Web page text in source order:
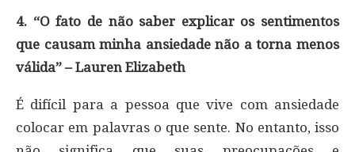
4. “O fato de não saber explicar os sentimentos
que causam minha ansiedade não a torna menos
válida” – Lauren Elizabeth
É difícil para a pessoa que vive com ansiedade
colocar em palavras o que sente. No entanto, isso